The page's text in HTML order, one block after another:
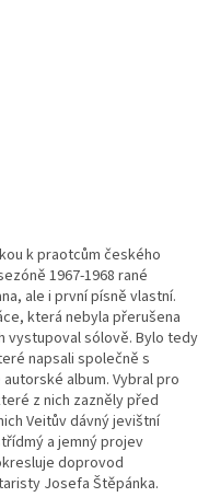
k praotcům českého
1967-1968 rané
ale i první písně vlastní.
která nebyla přerušena
vystupoval sólově. Bylo tedy
napsali společně s
album. Vybral pro
z nich zazněly před
Veitův dávný jevištní
a jemný projev
doprovod
Josefa Štěpánka.